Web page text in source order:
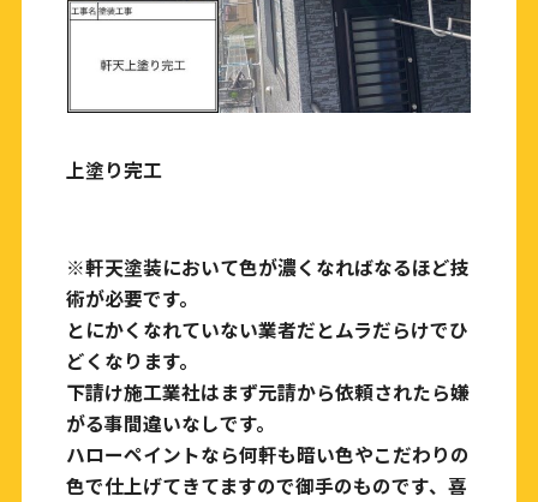
上塗り完工
※軒天塗装において色が濃くなればなるほど技
術が必要です。
とにかくなれていない業者だとムラだらけでひ
どくなります。
下請け施工業社はまず元請から依頼されたら嫌
がる事間違いなしです。
ハローペイントなら何軒も暗い色やこだわりの
色で仕上げてきてますので御手のものです、喜